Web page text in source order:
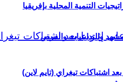
والتداعيات والفرص
التنمية المحلية بإفريقيا
اشتباكات تيغراي (تايم لاين)